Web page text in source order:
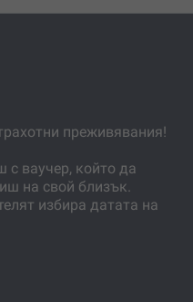
преживявания!
ваучер, който да
на свой близък.
избира датата на